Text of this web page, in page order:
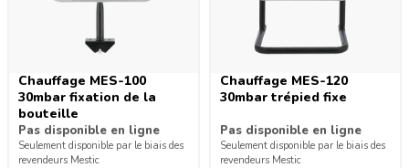
Chauffage MES-100
30mbar fixation de la
bouteille
Pas disponible en ligne
Seulement disponible par le biais des
revendeurs Mestic
Chauffage MES-120
30mbar trépied fixe
Pas disponible en ligne
Seulement disponible par le biais des
revendeurs Mestic